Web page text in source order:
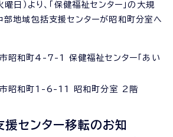
日）より、「保健福祉センター」の大規
部地域包括支援センターが昭和町分室へ
昭和町4-7-1 保健福祉センター「あい
市昭和町1-6-11 昭和町分室 2階
センター移転のお知